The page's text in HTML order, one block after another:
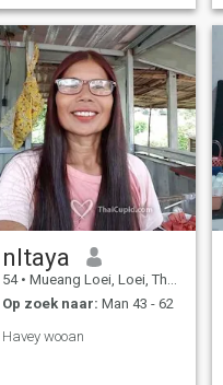
kan creëren waar je lang wilt
blijven. Ik hou van thuis
avonden wanneer je iets
heerlijks kunt koken, kaarsen
aansteken en gewoon van
elkaars aanwezigheid kunt
genieten. In mijn hart ben ik
een romanticus en ik geloof
dat ware liefde nog steeds
bestaat. Ik jaag niet op
heldere lichten en
luidruchtige gezelschappen,
omdat de warmte van het
hart, oprechtheid en loyaliteit
nltaya
54 • Mueang Loei, Loei, Thailand
Op zoek naar: Man 43 - 62
Havey wooan